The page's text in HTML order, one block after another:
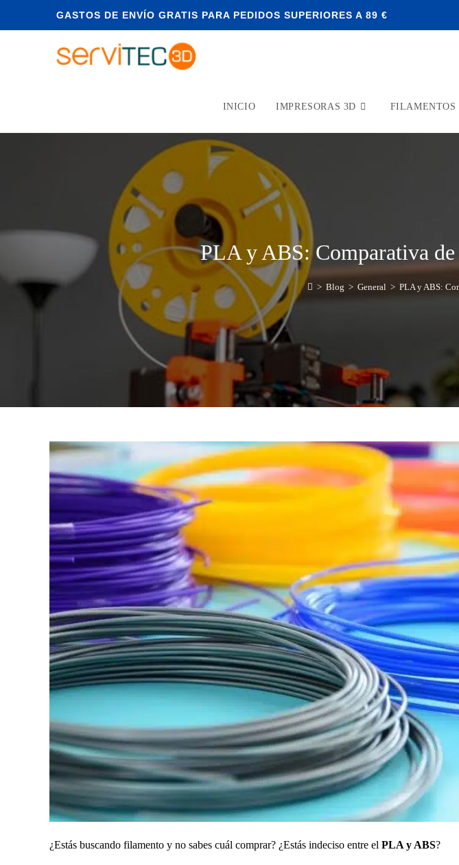
GASTOS DE ENVÍO GRATIS PARA PEDIDOS SUPERIORES A 89 €
INICIO IMPRESORAS 3D FILAMENTOS
PLA y ABS: Comparativa
> Blog > General > PLA y ABS:
¿Estás buscando filamento y no sabes cuál comprar? ¿Estás indeciso entre el PLA y ABS?